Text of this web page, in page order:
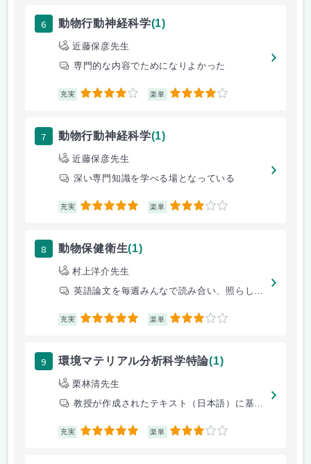
6 動物行動神経科学(1)
近藤保彦先生
専門的な内容でためになりよかった
充実 4 楽単 4
7 動物行動神経科学(1)
近藤保彦先生
深い専門知識を学べる場となっている
充実 5 楽単 3
8 動物保健衛生(1)
村上洋介先生
英語論文を毎週みんなで読み合い、照らし合わせ等を行う
充実 5 楽単 3
9 環境マテリアル分析科学特論(1)
栗林清先生
教授が作成されたテキスト（日本語）に基づいて授業が進められます。XRD
充実 5 楽単 3